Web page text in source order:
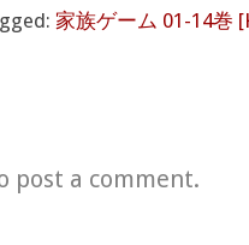
家族ゲーム 01-14巻
post a comment.